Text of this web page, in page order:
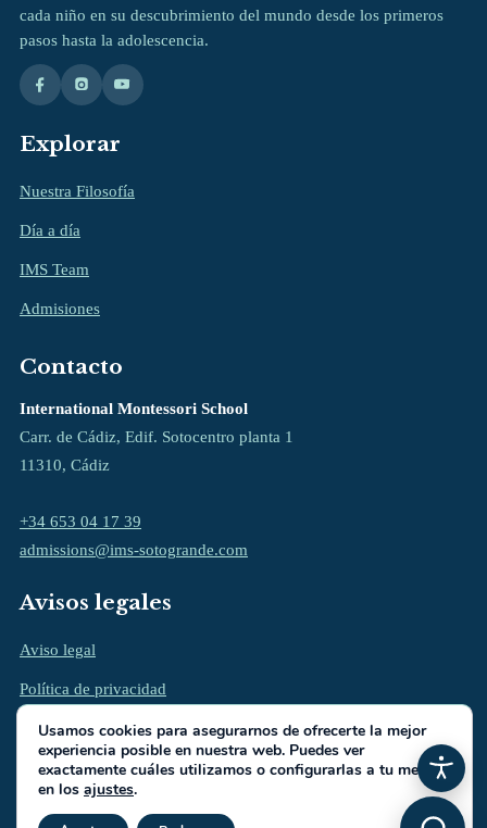
cada niño en su descubrimiento del mundo desde los primeros
pasos hasta la adolescencia.
Explorar
Nuestra Filosofía
Día a día
IMS Team
Admisiones
Contacto
International Montessori School
Carr. de Cádiz, Edif. Sotocentro planta 1
11310, Cádiz
+34 653 04 17 39
admissions@ims-sotogrande.com
Avisos legales
Aviso legal
Política de privacidad
Política de cookies
Usamos cookies para asegurarnos de ofrecerte la mejor
experiencia posible en nuestra web. Puedes ver
exactamente cuáles utilizamos o configurarlas a tu medida
en los ajustes.